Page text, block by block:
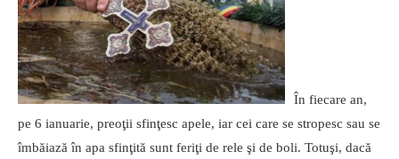
În fiecare an,
pe 6 ianuarie, preoţii sfinţesc apele, iar cei care se stropesc sau se
îmbăiază în apa sfinţită sunt feriţi de rele şi de boli. Totuşi, dacă